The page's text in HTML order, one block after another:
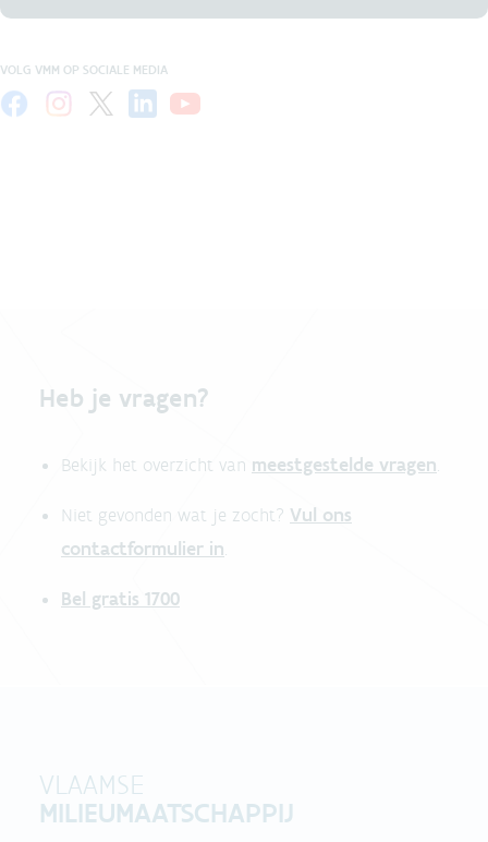
VOLG VMM OP SOCIALE MEDIA
Heb je vragen?
Bekijk het overzicht van meestgestelde vragen.
Niet gevonden wat je zocht? Vul ons
contactformulier in.
Bel gratis 1700
VLAAMSE
MILIEUMAATSCHAPPIJ